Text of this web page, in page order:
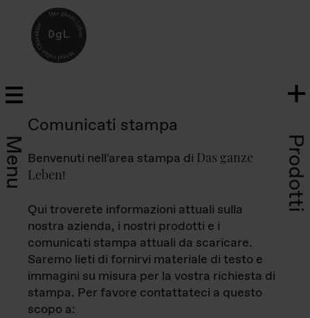
Menu Prodotti
Comunicati stampa
Benvenuti nell'area stampa di Das ganze
Leben!
Qui troverete informazioni attuali sulla
nostra azienda, i nostri prodotti e i
comunicati stampa attuali da scaricare.
Saremo lieti di fornirvi materiale di testo e
immagini su misura per la vostra richiesta di
stampa. Per favore contattateci a questo
scopo a: